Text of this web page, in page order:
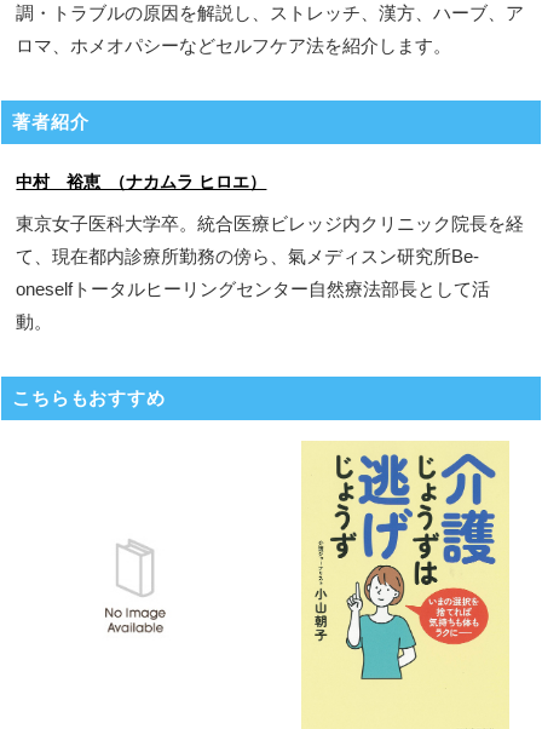
調・トラブルの原因を解説し、ストレッチ、漢方、ハーブ、ア
ロマ、ホメオパシーなどセルフケア法を紹介します。
著者紹介
中村 裕恵 （ナカムラ ヒロエ）
東京女子医科大学卒。統合医療ビレッジ内クリニック院長を経
て、現在都内診療所勤務の傍ら、氣メディスン研究所Be-
oneselfトータルヒーリングセンター自然療法部長として活
動。
こちらもおすすめ